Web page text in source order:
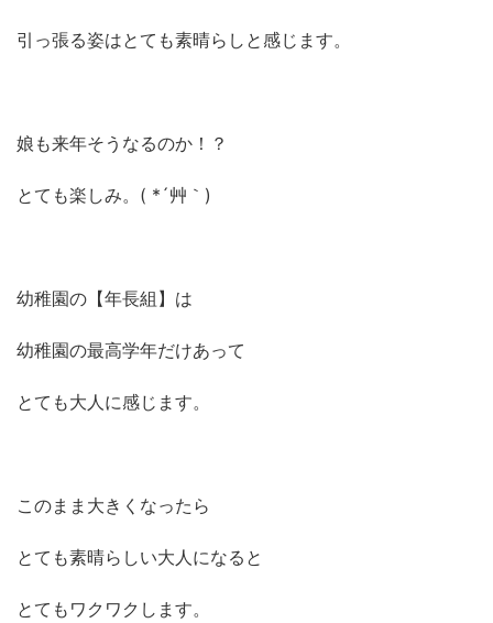
引っ張る姿はとても素晴らしと感じます。
娘も来年そうなるのか！？
とても楽しみ。( *´艸｀)
幼稚園の【年長組】は
幼稚園の最高学年だけあって
とても大人に感じます。
このまま大きくなったら
とても素晴らしい大人になると
とてもワクワクします。